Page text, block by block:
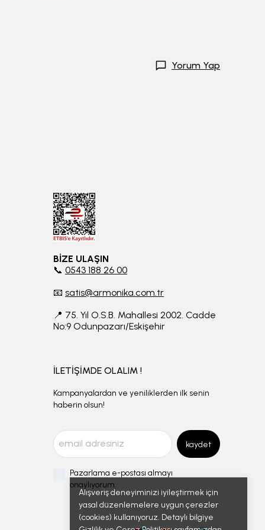
Alışveriş deneyiminizi iyileştirmek için
yasal düzenlemelere uygun çerezler
(cookies) kullanıyoruz. Detaylı bilgiye
Yorum Yap
BİZE ULAŞIN
📞 0543 188 26 00
📧 satis@armonika.com.tr
📍 75. Yıl O.S.B. Mahallesi 2002. Cadde
No:9 Odunpazarı/Eskişehir
İLETİŞİMDE OLALIM !
Kampanyalardan ve yeniliklerden ilk senin
haberin olsun!
kaydet
Pazarlama e-postası almayı
onaylıyorum.